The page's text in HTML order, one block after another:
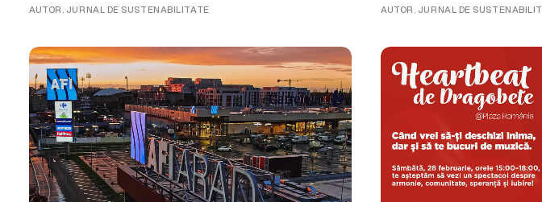
AUTOR. JURNAL DE SUSTENABILITATE AUTOR. JURNAL DE